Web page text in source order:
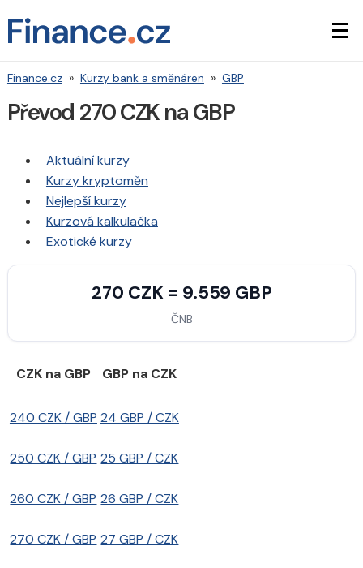
Finance.cz » Kurzy bank a směnáren » GBP
Převod 270 CZK na GBP
Aktuální kurzy
Kurzy kryptoměn
Nejlepší kurzy
Kurzová kalkulačka
Exotické kurzy
270 CZK = 9.559 GBP
ČNB
CZK na GBP GBP na CZK
240 CZK / GBP
250 CZK / GBP
260 CZK / GBP
270 CZK / GBP
24 GBP / CZK
25 GBP / CZK
26 GBP / CZK
27 GBP / CZK